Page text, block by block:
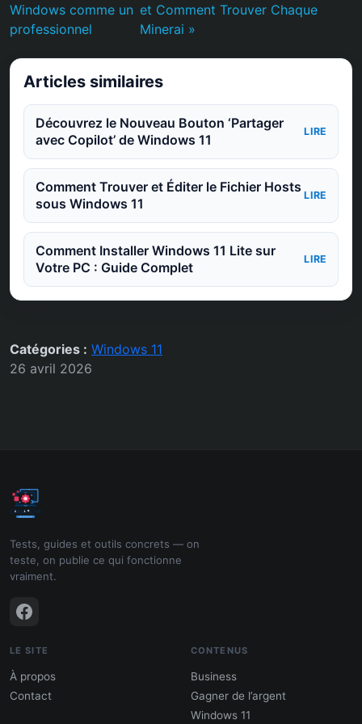
Windows comme un
professionnel
et Comment Trouver Chaque
Minerai »
Articles similaires
Découvrez le Nouveau Bouton ‘Partager
avec Copilot’ de Windows 11
LIRE
Comment Trouver et Éditer le Fichier Hosts
sous Windows 11
LIRE
Comment Installer Windows 11 Lite sur
Votre PC : Guide Complet
LIRE
Catégories : Windows 11
26 avril 2026
Tests, guides et outils concrets — on
teste, on publie ce qui fonctionne
vraiment.
LE SITE
À propos
Contact
CONTENUS
Business
Gagner de l’argent
Windows 11